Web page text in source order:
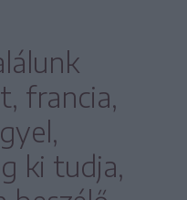
francia,
ki tudja,